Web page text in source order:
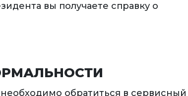
вы получаете справку о
обратиться в сервисный